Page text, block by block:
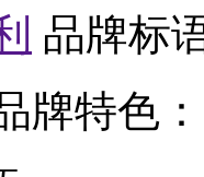
品牌标
牌特色：